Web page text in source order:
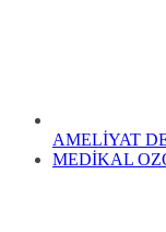
AMELİYAT
MEDİKAL